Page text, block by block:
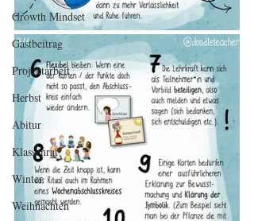
Growth Mindset
Gastbeitrag
Projektarbeit
Herbst
Abitur
Klassenrat
Winter
Weihnachten